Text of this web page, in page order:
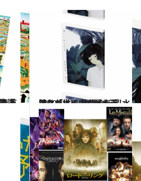
男の物語 2020.5.11
詩は「世の中で最も美しいんだよ」 納得の新星 水沢なおにインタビュー
カルチャー